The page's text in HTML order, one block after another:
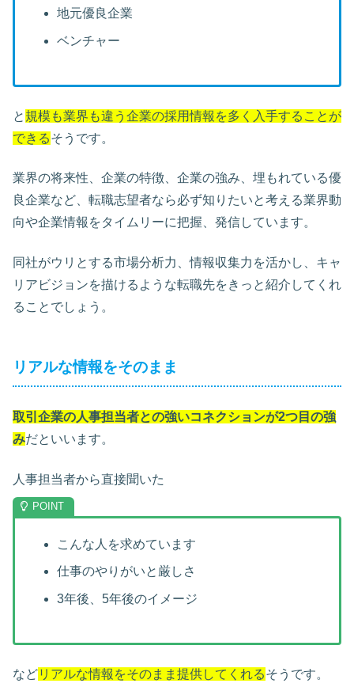
地元優良企業
ベンチャー
と 規模も業界も違う企業の採用情報を多く入手することが
できるそうです。
業界の将来性、企業の特徴、企業の強み、埋もれている優
良企業など、転職志望者なら必ず知りたいと考える業界動
向や企業情報をタイムリーに把握、発信しています。
同社がウリとする市場分析力、情報収集力を活かし、キャ
リアビジョンを描けるような転職先をきっと紹介してくれ
ることでしょう。
リアルな情報をそのまま
取引企業の人事担当者との強いコネクションが2つ目の強
みだといいます。
人事担当者から直接聞いた
こんな人を求めています
仕事のやりがいと厳しさ
3年後、5年後のイメージ
などリアルな情報をそのまま提供してくれるそうです。